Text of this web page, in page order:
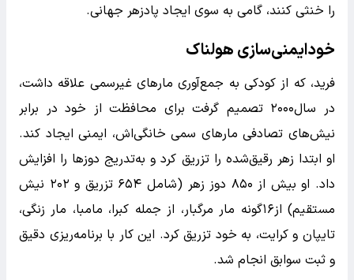
را خنثی کنند، گامی به سوی ایجاد پادزهر جهانی.
خودایمنی‌سازی هولناک
فرید، که از کودکی به جمع‌آوری مارهای غیرسمی علاقه داشت،
در سال۲۰۰۰ تصمیم گرفت برای محافظت از خود در برابر
نیش‌های تصادفی مارهای سمی خانگی‌اش، ایمنی ایجاد کند.
او ابتدا زهر رقیق‌شده را تزریق کرد و به‌تدریج دوزها را افزایش
داد. او بیش از ۸۵۰ دوز زهر (شامل ۶۵۴ تزریق و ۲۰۲ نیش
مستقیم) از۱۶گونه مار مرگبار، از جمله کبرا، مامبا، مار زنگی،
تایپان و کرایت، به خود تزریق کرد. این کار با برنامه‌ریزی دقیق
و ثبت سوابق انجام شد.